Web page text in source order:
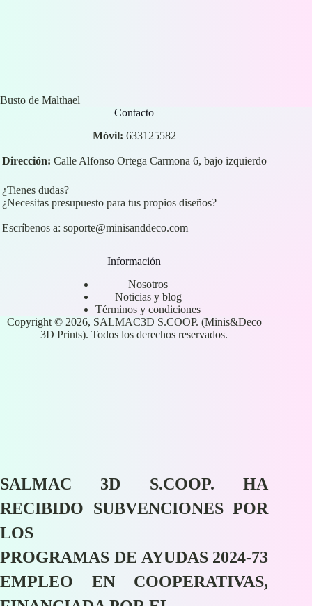
Busto de Malthael
Contacto
Móvil: 633125582
Dirección: Calle Alfonso Ortega Carmona 6, bajo izquierdo
¿Tienes dudas?
¿Necesitas presupuesto para tus propios diseños?
Escríbenos a: soporte@minisanddeco.com
Información
Nosotros
Noticias y blog
Términos y condiciones
Copyright © 2026, SALMAC3D S.COOP. (Minis&Deco
3D Prints). Todos los derechos reservados.
SALMAC 3D S.COOP. HA
RECIBIDO SUBVENCIONES POR
LOS
PROGRAMAS DE AYUDAS 2024-73
EMPLEO EN COOPERATIVAS,